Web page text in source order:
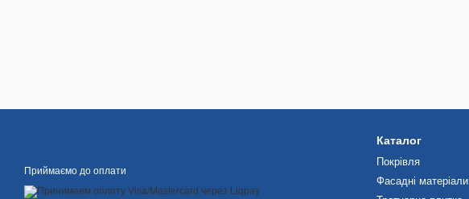
Приймаємо до оплати
Каталог
Покрівля
Фасадні матеріали